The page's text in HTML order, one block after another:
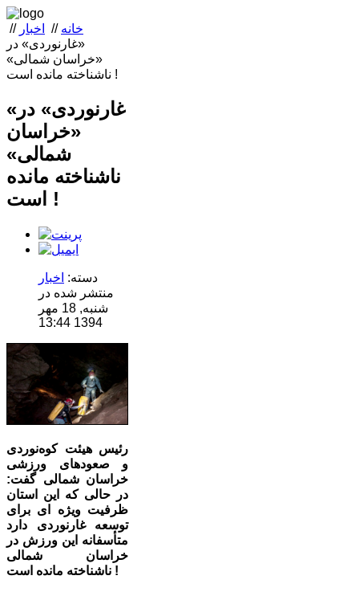
خانه // اخبار //
«غارنوردی» در
«خراسان شمالی»
ناشناخته مانده است !
«غارنوردی» در
«خراسان
شمالی»
ناشناخته مانده
است !
دسته: اخبار
منتشر شده در
شنبه, 18 مهر
1394 13:44
رئیس هیئت کوه‌نوردی
و صعودهای ورزشی
خراسان شمالی گفت:
در حالی که این استان
ظرفیت ویژه ای برای
توسعه غارنوردی دارد
متأسفانه این ورزش در
خراسان شمالی
ناشناخته مانده است !